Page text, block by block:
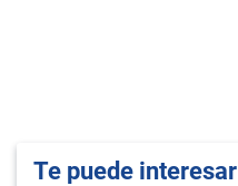
Te puede interesar